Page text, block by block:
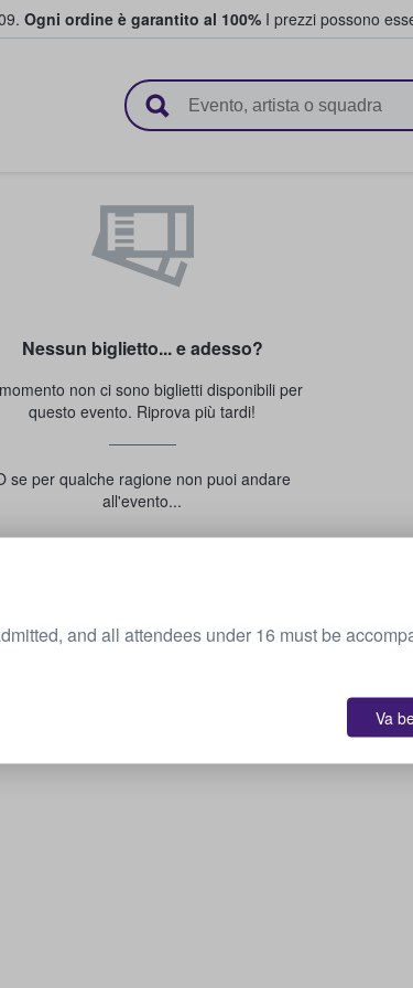
Ogni ordine è garantito al 100% I prezzi possono
Nessun biglietto... e adesso?
non ci sono biglietti disponibili per
questo evento. Riprova più tardi!
se per qualche ragione non puoi andare
all'evento...
and all attendees under 16 must be
Va